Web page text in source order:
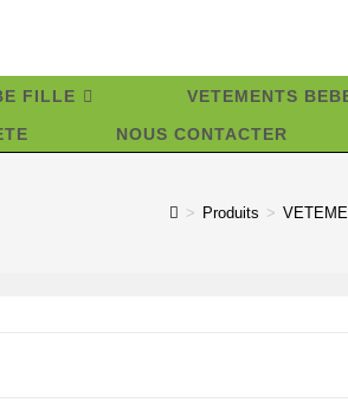
FILLE VETEMENTS
NOUS CONTACTER
> Produits >